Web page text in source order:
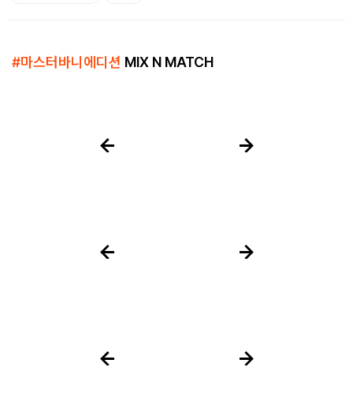
#마스터바니에디션 MIX N MATCH